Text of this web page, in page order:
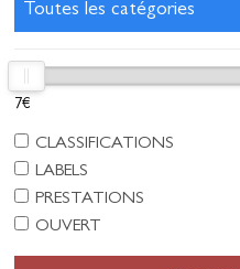
7€
CLASSIFICATIONS
LABELS
PRESTATIONS
OUVERT